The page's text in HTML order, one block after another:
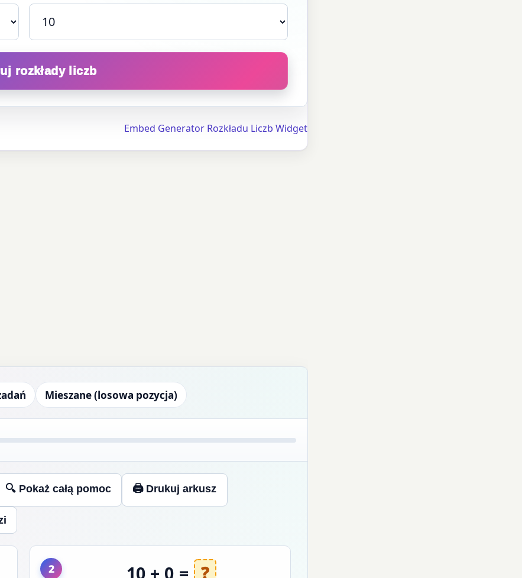
rozkłady liczb
Embed Generator Rozkładu Liczb Widget
Mieszane (losowa pozycja)
🔍 Pokaż całą pomoc 🖨 Drukuj arkusz
2 10 + 0 = ?